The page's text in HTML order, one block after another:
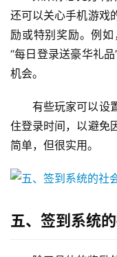
时，通常会受到其他
四、如何最大
如果你想充分利
还可以关心手机游戏
励或特别奖励。例如
机会。